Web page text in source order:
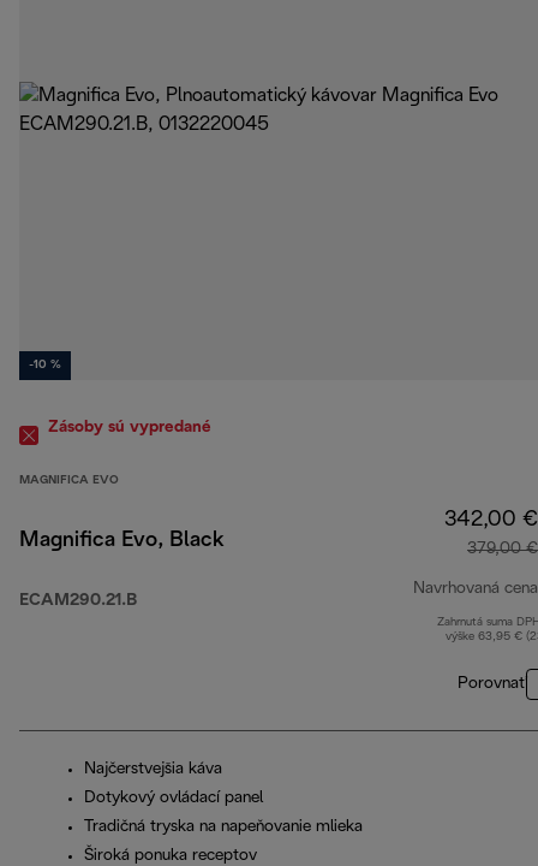
-10 %
Zásoby sú vypredané
MAGNIFICA EVO
Magnifica Evo, Black
ECAM290.21.B
342,00 €
379,00 €
Navrhovaná cena
Zahrnutá suma
výške 63,95 €
Porovnať
Najčerstvejšia káva
Dotykový ovládací panel
Tradičná tryska na napeňovanie mlieka
Široká ponuka receptov